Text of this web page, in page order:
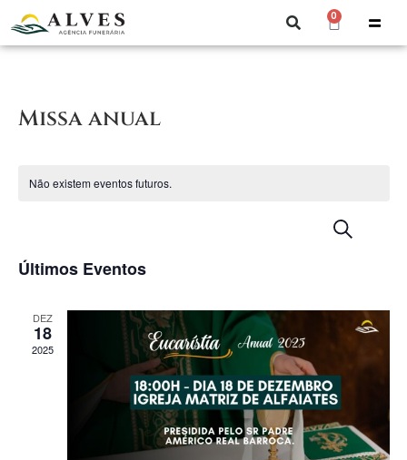
0
Missa anual
Não existem eventos futuros.
de
Pesquisar
de
Últimos Eventos
DEZ
18
2025